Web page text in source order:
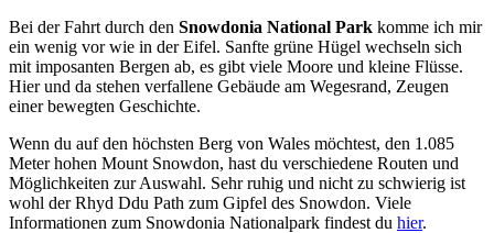
Bei der Fahrt durch den Snowdonia National Park komme ich mir
ein wenig vor wie in der Eifel. Sanfte grüne Hügel wechseln sich
mit imposanten Bergen ab, es gibt viele Moore und kleine Flüsse.
Hier und da stehen verfallene Gebäude am Wegesrand, Zeugen
einer bewegten Geschichte.
Wenn du auf den höchsten Berg von Wales möchtest, den 1.085
Meter hohen Mount Snowdon, hast du verschiedene Routen und
Möglichkeiten zur Auswahl. Sehr ruhig und nicht zu schwierig ist
wohl der Rhyd Ddu Path zum Gipfel des Snowdon. Viele
Informationen zum Snowdonia Nationalpark findest du hier.